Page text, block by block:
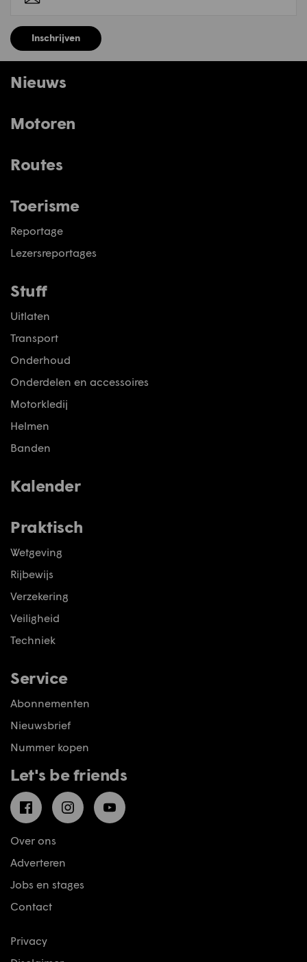
Inschrijven
Nieuws
Motoren
Routes
Toerisme
Reportage
Lezersreportages
Stuff
Uitlaten
Transport
Onderhoud
Onderdelen en accessoires
Motorkledij
Helmen
Banden
Kalender
Praktisch
Wetgeving
Rijbewijs
Verzekering
Veiligheid
Techniek
Service
Abonnementen
Nieuwsbrief
Nummer kopen
Let's be friends
FacebookInstagramYouTube
Over ons
Adverteren
Jobs en stages
Contact
Privacy